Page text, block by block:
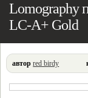
Lomography
LC-A+ Gold
автор red birdy